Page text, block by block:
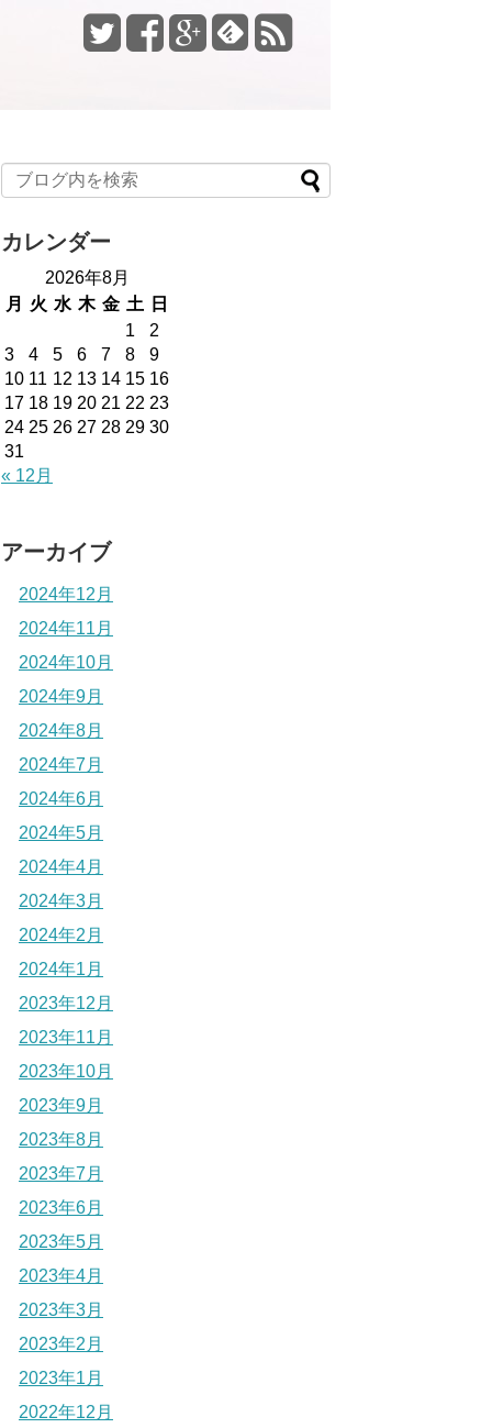
カレンダー
2026年8月
月
火 水 木 金 土
日
1
2
3
4 5 6 7 8
9
10 11 12 13 14 15 16
17 18 19 20 21 22 23
24 25 26 27 28 29 30
31
« 12月
アーカイブ
2024年12月
2024年11月
2024年10月
2024年9月
2024年8月
2024年7月
2024年6月
2024年5月
2024年4月
2024年3月
2024年2月
2024年1月
2023年12月
2023年11月
2023年10月
2023年9月
2023年8月
2023年7月
2023年6月
2023年5月
2023年4月
2023年3月
2023年2月
2023年1月
2022年12月